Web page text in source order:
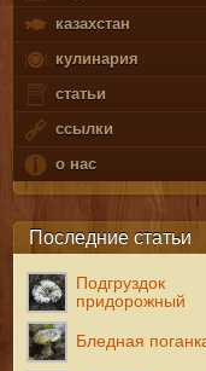
казахстан
кулинария
статьи
ссылки
о нас
Последние статьи
Подгруздок
придорожный
Бледная